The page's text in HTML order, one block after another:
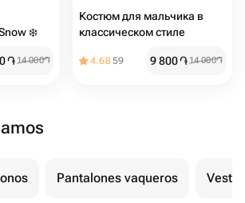
❄️
֏14 000֏
Костюм для мальчика в
классическом стиле
4.6859 9 800֏14 000֏
Pantalones vaqueros